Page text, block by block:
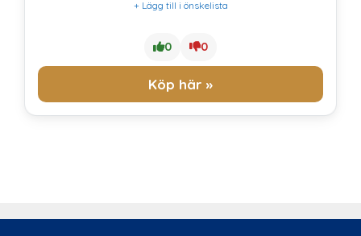
+ Lägg till i önskelista
0 0
Köp här »